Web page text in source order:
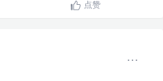
点赞